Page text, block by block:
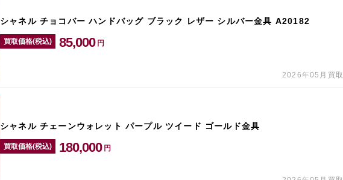
シャネル チョコバー ハンドバッグ ブラック レザー シルバー金具 A20182
買取価格(税込) 85,000 円
2026年05月買取
シャネル チェーンウォレット パープル ツイード ゴールド金具
買取価格(税込) 180,000 円